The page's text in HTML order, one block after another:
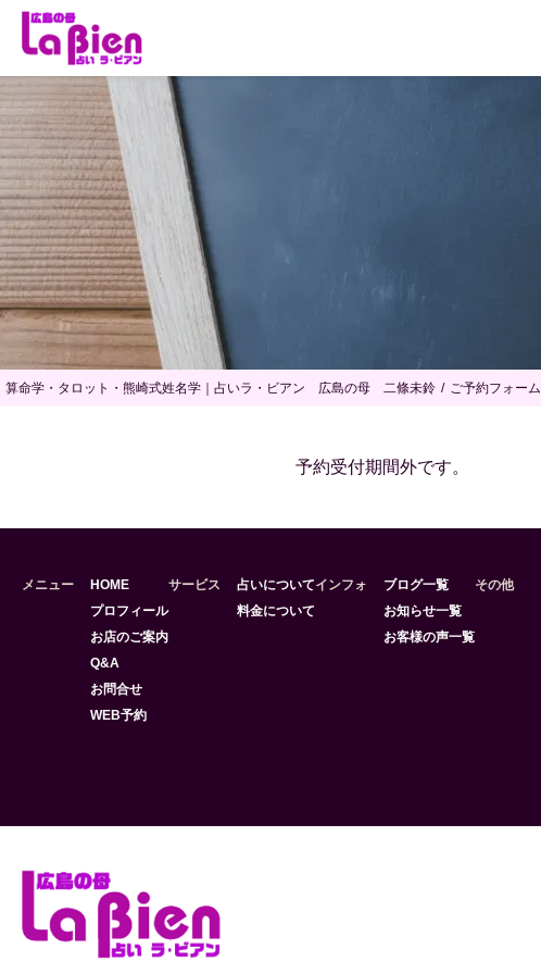
算命学・タロット・熊崎式姓名学｜占いラ・ビアン 広島の母 二條未鈴 ご予約フォーム
予約受付期間外です。
メニュー
HOME
プロフィール
お店のご案内
Q&A
お問合せ
WEB予約
サービス
占いについて
料金について
インフォ
ブログ一覧
お知らせ一覧
お客様の声一覧
その他